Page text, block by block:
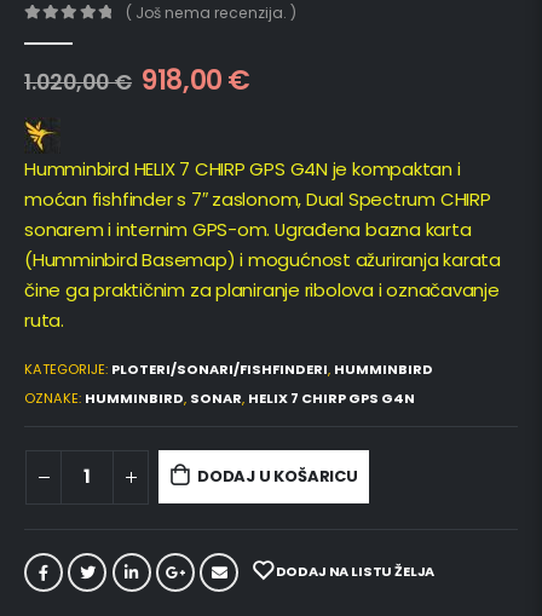
( Još nema recenzija. )
1.020,00€ 918,00€
Humminbird HELIX 7 CHIRP GPS G4N je kompaktan i
moćan fishfinder s 7″ zaslonom, Dual Spectrum CHIRP
sonarem i internim GPS-om. Ugrađena bazna karta
(Humminbird Basemap) i mogućnost ažuriranja karata
čine ga praktičnim za planiranje ribolova i označavanje
ruta.
KATEGORIJE: PLOTERI/SONARI/FISHFINDERI, HUMMINBIRD
OZNAKE: HUMMINBIRD, SONAR, HELIX 7 CHIRP GPS G4N
DODAJ U KOŠARICU
DODAJ NA LISTU ŽELJA